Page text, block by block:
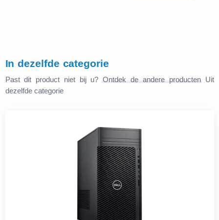
In dezelfde categorie
Past dit product niet bij u?Ontdek de andere productenUit
dezelfde categorie